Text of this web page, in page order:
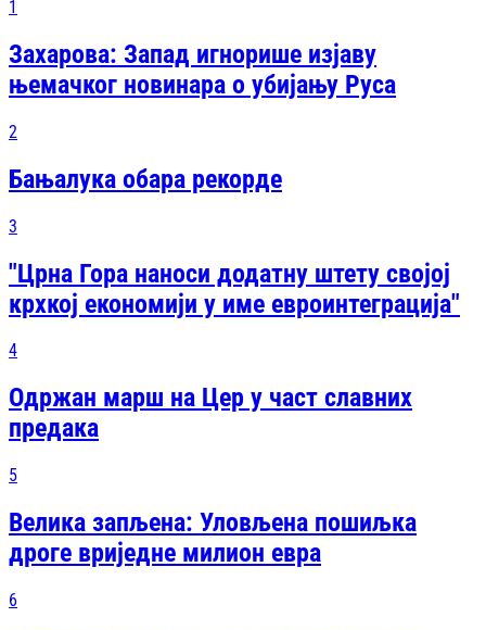
1
Захарова: Запад игнорише изјаву
њемачког новинара о убијању Руса
2
Бањалука обара рекорде
3
"Црна Гора наноси додатну штету својој
крхкој економији у име евроинтеграција"
4
Одржан марш на Цер у част славних
предака
5
Велика запљена: Уловљена пошиљка
дроге вриједне милион евра
6